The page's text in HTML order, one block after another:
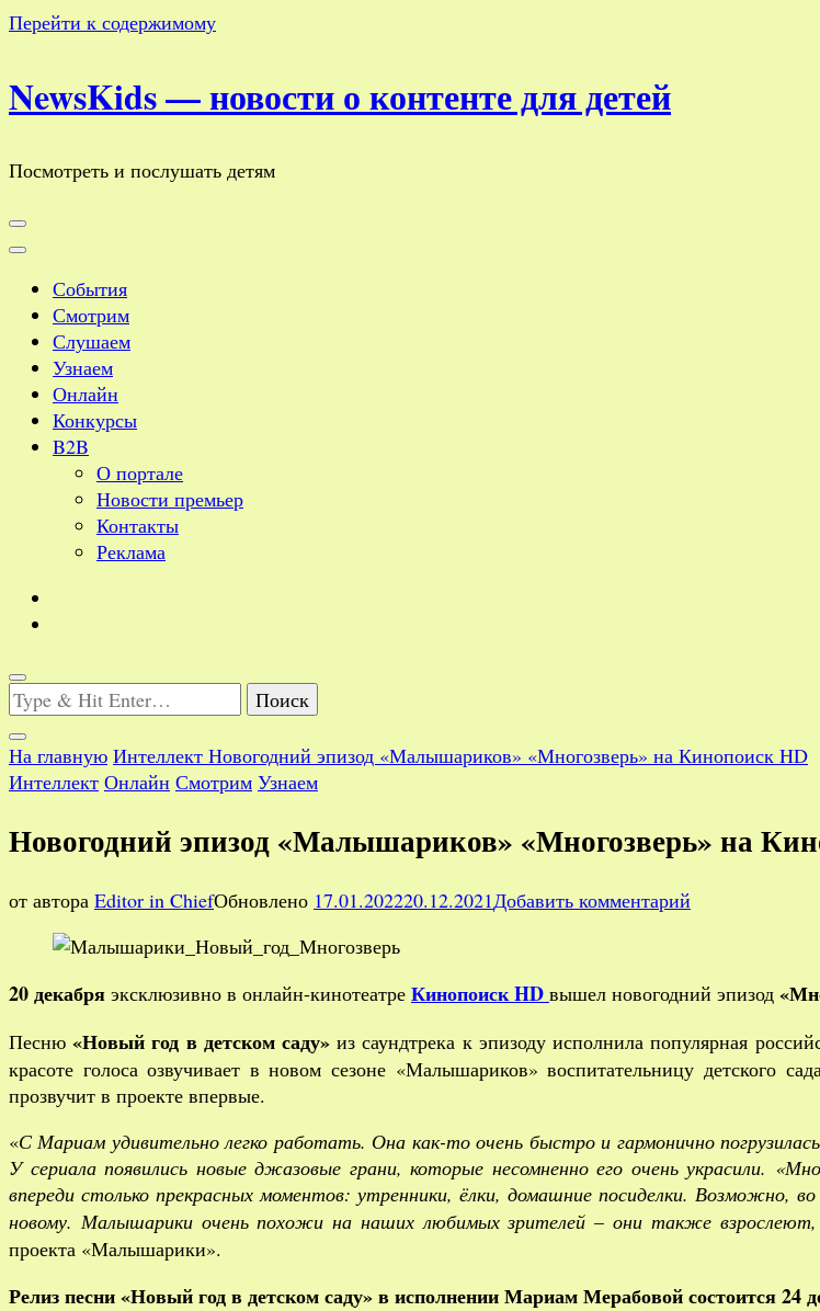
Перейти к содержимому
NewsKids — новости о контенте для детей
Посмотреть и послушать детям
События
Смотрим
Слушаем
Узнаем
Онлайн
Конкурсы
B2B
О портале
Новости премьер
Контакты
Реклама
Ищите
что-
то?
На главную Интеллект Новогодний эпизод «Малышариков» «Многозверь» на Кинопоиск HD
Интеллект Онлайн Смотрим Узнаем
Новогодний эпизод «Малышариков» «Многозверь» на
от автора Editor in ChiefОбновлено 17.01.202220.12.2021Добавить комментарий
«Многозверь»
на
Кинопоиск
20 декабря эксклюзивно в онлайн-кинотеатре Кинопоиск HD вышел новогодний эпизод
Песню«Новый год в детском саду»из саундтрека к эпизоду исполнила популярная
красоте голоса озвучивает в новом сезоне «Малышариков» воспитательницу
прозвучит в проекте впервые.
«С Мариам удивительно легко работать. Она как-то очень быстро и гармонично
У сериала появились новые джазовые грани, которые несомненно его очень украсили.
впереди столько прекрасных моментов: утренники, ёлки, домашние посиделки.
новому. Малышарики очень похожи на наших любимых зрителей– они также взрослеют,
проекта «Малышарики».
Релиз песни «Новый год в детском саду» в исполнении МариамМерабовой состоится 24